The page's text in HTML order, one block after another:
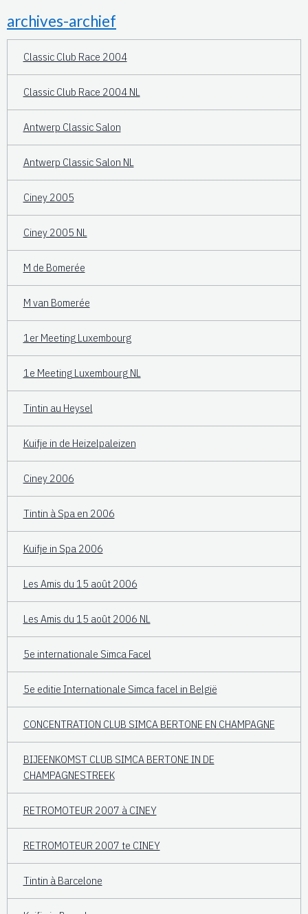
archives-archief
Classic Club Race 2004
Classic Club Race 2004 NL
Antwerp Classic Salon
Antwerp Classic Salon NL
Ciney 2005
Ciney 2005 NL
M de Bomerée
M van Bomerée
1er Meeting Luxembourg
1e Meeting Luxembourg NL
Tintin au Heysel
Kuifje in de Heizelpaleizen
Ciney 2006
Tintin à Spa en 2006
Kuifje in Spa 2006
Les Amis du 15 août 2006
Les Amis du 15 août 2006 NL
5e internationale Simca Facel
5e editie Internationale Simca facel in België
CONCENTRATION CLUB SIMCA BERTONE EN CHAMPAGNE
BIJEENKOMST CLUB SIMCA BERTONE IN DE
CHAMPAGNESTREEK
RETROMOTEUR 2007 à CINEY
RETROMOTEUR 2007 te CINEY
Tintin à Barcelone